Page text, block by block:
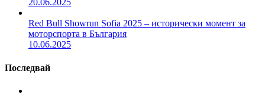
20.06.2025
Red Bull Showrun Sofia 2025 – исторически момент за
моторспорта в България
10.06.2025
Последвай